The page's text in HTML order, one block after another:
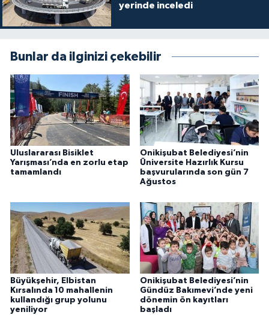
yerinde inceledi
Bunlar da ilginizi çekebilir
Uluslararası Bisiklet
Yarışması’nda en zorlu etap
tamamlandı
Onikişubat Belediyesi’nin
Üniversite Hazırlık Kursu
başvurularında son gün 7
Ağustos
Büyükşehir, Elbistan
Kırsalında 10 mahallenin
kullandığı grup yolunu
yeniliyor
Onikişubat Belediyesi’nin
Gündüz Bakımevi’nde yeni
dönemin ön kayıtları
başladı